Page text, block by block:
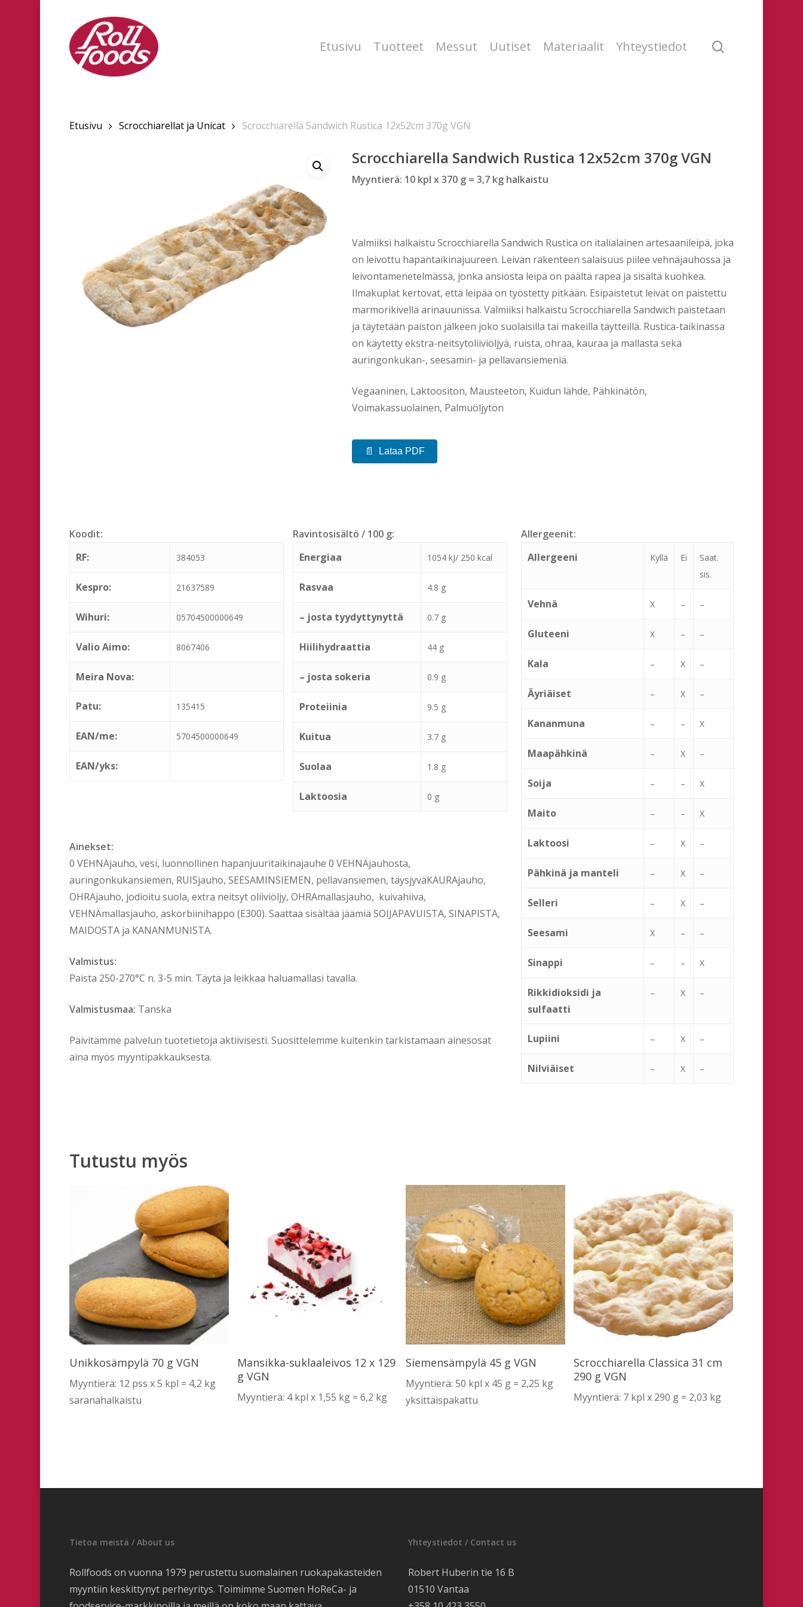
Etusivu Tuotteet Messut Uutiset Materiaalit Yhteystiedot
Etusivu Scrocchiarellat ja Unicat Scrocchiarella Sandwich Rustica 12x52cm 370g VGN
Scrocchiarella Sandwich Rustica 12x52cm 370g VGN
Myyntierä: 10 kpl x 370 g = 3,7 kg halkaistu
Valmiiksi halkaistu Scrocchiarella Sandwich Rustica on italialainen artesaanileipä, joka
on leivottu hapantaikinajuureen. Leivän rakenteen salaisuus piilee vehnäjauhossa ja
leivontamenetelmässä, jonka ansiosta leipä on päältä rapea ja sisältä kuohkea.
Ilmakuplat kertovat, että leipää on työstetty pitkään. Esipaistetut leivät on paistettu
marmorikivellä arinauunissa. Valmiiksi halkaistu Scrocchiarella Sandwich paistetaan
ja täytetään paiston jälkeen joko suolaisilla tai makeilla täytteillä. Rustica-taikinassa
on käytetty ekstra-neitsytoliiviöljyä, ruista, ohraa, kauraa ja mallasta sekä
auringonkukan-, seesamin- ja pellavansiemeniä.
Vegaaninen, Laktoositon, Mausteeton, Kuidun lähde, Pähkinätön,
Voimakassuolainen, Palmuöljytön
Lataa PDF
Koodit:
RF:
384053
Kespro: 21637589
Wihuri: 05704500000649
Valio Aimo: 8067406
Meira Nova:
Patu: 135415
EAN/me: 5704500000649
EAN/yks:
Ravintosisältö / 100 g:
Energiaa
1054 kJ/ 250 kcal
Rasvaa 4.8 g
– josta tyydyttynyttä 0.7 g
Hiilihydraattia 44 g
– josta sokeria 0.9 g
Proteiinia 9.5 g
Kuitua 3.7 g
Suolaa 1.8 g
Laktoosia 0 g
Ainekset:
0 VEHNÄjauho, vesi, luonnollinen hapanjuuritaikinajauhe 0 VEHNÄjauhosta,
auringonkukansiemen, RUISjauho, SEESAMINSIEMEN, pellavansiemen, täysjyväKAURAjauho,
OHRAjauho, jodioitu suola, extra neitsyt oliiviöljy, OHRAmallasjauho, kuivahiiva,
VEHNÄmallasjauho, askorbiinihappo (E300). Saattaa sisältää jäämiä SOIJAPAVUISTA, SINAPISTA,
MAIDOSTA ja KANANMUNISTA.
Valmistus:
Paista 250-270°C n. 3-5 min. Täytä ja leikkaa haluamallasi tavalla.
Valmistusmaa: Tanska
Päivitämme palvelun tuotetietoja aktiivisesti. Suosittelemme kuitenkin tarkistamaan ainesosat
aina myös myyntipakkauksesta.
Allergeenit:
Allergeeni
Kyllä Ei
Saat.
sis.
Vehnä X – –
Gluteeni X – –
Kala – X –
Äyriäiset – X –
Kananmuna – – X
Maapähkinä – X –
Soija – – X
Maito – – X
Laktoosi – X –
Pähkinä ja manteli – X –
Selleri – X –
Seesami X – –
Sinappi – – X
Rikkidioksidi ja
sulfaatti
– X –
Lupiini – X –
Nilviäiset – X –
Tutustu myös
Lue Lisää
Unikkosämpylä 70 g VGN
Myyntierä: 12 pss x 5 kpl = 4,2 kg
saranahalkaistu
Lue Lisää
Mansikka-suklaaleivos 12 x 129
g VGN
Myyntierä: 4 kpl x 1,55 kg = 6,2 kg
Lue Lisää
Siemensämpylä 45 g VGN
Myyntierä: 50 kpl x 45 g = 2,25 kg
yksittäispakattu
Lue Lisää
Scrocchiarella Classica 31 cm
290 g VGN
Myyntierä: 7 kpl x 290 g = 2,03 kg
Tietoa meistä / About us
Rollfoods on vuonna 1979 perustettu suomalainen ruokapakasteiden
myyntiin keskittynyt perheyritys. Toimimme Suomen HoReCa- ja
Yhteystiedot / Contact us
Robert Huberin tie 16 B
01510 Vantaa